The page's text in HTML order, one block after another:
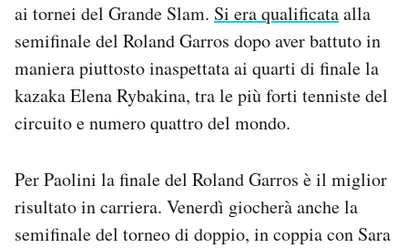
ai tornei del Grande Slam. Si era qualificataalla
semifinale del Roland Garros dopo aver battuto in
maniera piuttosto inaspettata ai quarti di finale la
kazaka Elena Rybakina, tra le più forti tenniste del
circuito e numero quattro del mondo.
Per Paolini la finale del Roland Garros è il miglior
risultato in carriera. Venerdì giocherà anche la
semifinale del torneo di doppio, in coppia con Sara